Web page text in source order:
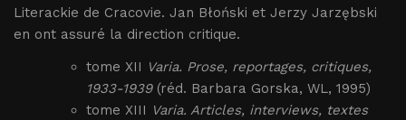
Literackie de Cracovie. Jan Błoński et Jerzy Jarzębski
en ont assuré la direction critique.
tome XII Varia. Prose, reportages, critiques,
1933-1939(réd. Barbara Gorska, WL, 1995)
tome XIII Varia. Articles, interviews, textes